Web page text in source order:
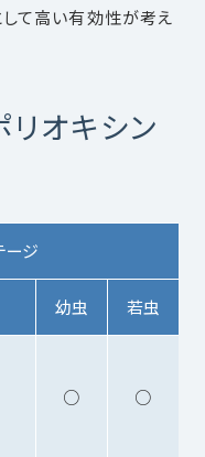
て高い有効性が考え
オキシン
ージ
幼虫 若虫
○ ○